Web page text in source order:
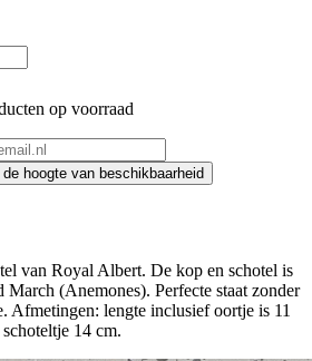
op voorraad
de hoogte van beschikbaarheid
van Royal Albert. De kop en schotel is
March (Anemones). Perfecte staat zonder
Afmetingen: lengte inclusief oortje is 11
14 cm.